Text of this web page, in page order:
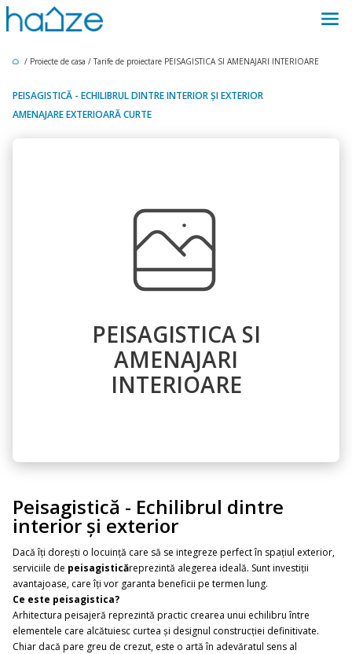
/ Proiecte de casa /Tarife de proiectare PEISAGISTICA SI AMENAJARI INTERIOARE
PEISAGISTICĂ - ECHILIBRUL DINTRE INTERIOR ȘI EXTERIOR
AMENAJARE EXTERIOARĂ CURTE
PEISAGISTICA SI
AMENAJARI
INTERIOARE
Peisagistică - Echilibrul dintre
interior și exterior
Dacă îți dorești o locuință care să se integreze perfect în spațiul exterior,
serviciile de peisagisticăreprezintă alegerea ideală. Sunt investiții
avantajoase, care îți vor garanta beneficii pe termen lung.
Ce este peisagistica?
Arhitectura peisajeră reprezintă practic crearea unui echilibru între
elementele care alcătuiesc curtea și designul construcției definitivate.
Chiar dacă pare greu de crezut, este o artă în adevăratul sens al